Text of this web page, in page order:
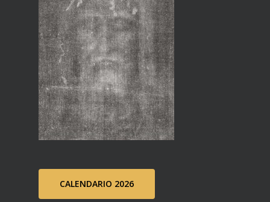
CALENDARIO 2026